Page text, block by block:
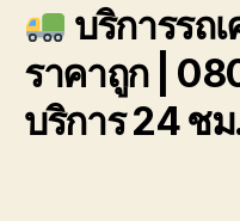
บริการรถ
ราคาถูก |
บริการ 24 ช